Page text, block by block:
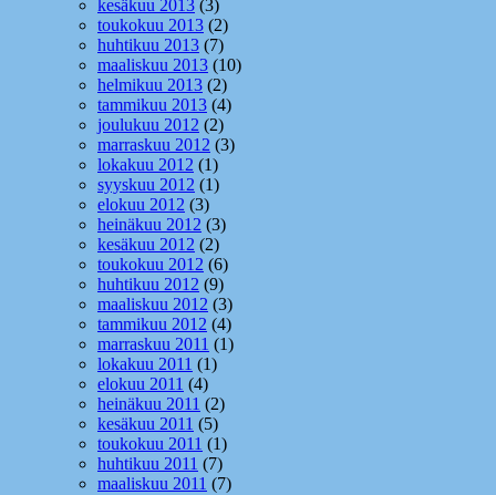
kesäkuu 2013 (3)
toukokuu 2013 (2)
huhtikuu 2013 (7)
maaliskuu 2013 (10)
helmikuu 2013 (2)
tammikuu 2013 (4)
joulukuu 2012 (2)
marraskuu 2012 (3)
lokakuu 2012 (1)
syyskuu 2012 (1)
elokuu 2012 (3)
heinäkuu 2012 (3)
kesäkuu 2012 (2)
toukokuu 2012 (6)
huhtikuu 2012 (9)
maaliskuu 2012 (3)
tammikuu 2012 (4)
marraskuu 2011 (1)
lokakuu 2011 (1)
elokuu 2011 (4)
heinäkuu 2011 (2)
kesäkuu 2011 (5)
toukokuu 2011 (1)
huhtikuu 2011 (7)
maaliskuu 2011 (7)